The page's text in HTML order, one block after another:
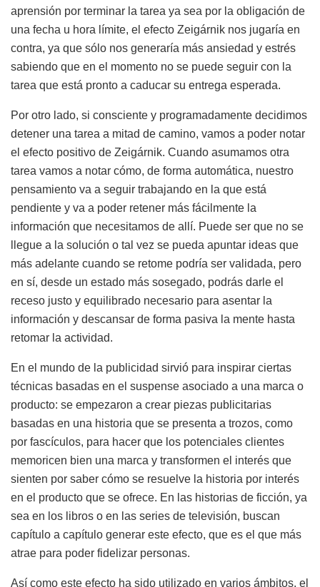
aprensión por terminar la tarea ya sea por la obligación de
una fecha u hora límite, el efecto Zeigárnik nos jugaría en
contra, ya que sólo nos generaría más ansiedad y estrés
sabiendo que en el momento no se puede seguir con la
tarea que está pronto a caducar su entrega esperada.
Por otro lado, si consciente y programadamente decidimos
detener una tarea a mitad de camino, vamos a poder notar
el efecto positivo de Zeigárnik. Cuando asumamos otra
tarea vamos a notar cómo, de forma automática, nuestro
pensamiento va a seguir trabajando en la que está
pendiente y va a poder retener más fácilmente la
información que necesitamos de allí. Puede ser que no se
llegue a la solución o tal vez se pueda apuntar ideas que
más adelante cuando se retome podría ser validada, pero
en sí, desde un estado más sosegado, podrás darle el
receso justo y equilibrado necesario para asentar la
información y descansar de forma pasiva la mente hasta
retomar la actividad.
En el mundo de la publicidad sirvió para inspirar ciertas
técnicas basadas en el suspense asociado a una marca o
producto: se empezaron a crear piezas publicitarias
basadas en una historia que se presenta a trozos, como
por fascículos, para hacer que los potenciales clientes
memoricen bien una marca y transformen el interés que
sienten por saber cómo se resuelve la historia por interés
en el producto que se ofrece. En las historias de ficción, ya
sea en los libros o en las series de televisión, buscan
capítulo a capítulo generar este efecto, que es el que más
atrae para poder fidelizar personas.
Así como este efecto ha sido utilizado en varios ámbitos, el